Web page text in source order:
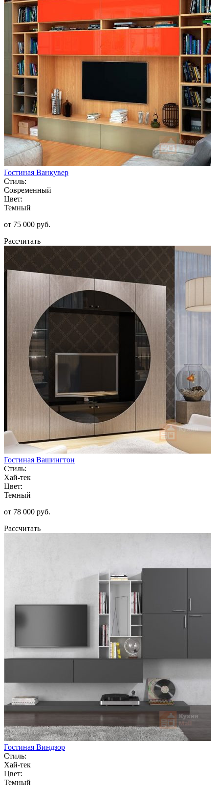
Гостиная Ванкувер
Стиль:
Современный
Цвет:
Темный
от 75 000 руб.
Рассчитать
Гостиная Вашингтон
Стиль:
Хай-тек
Цвет:
Темный
от 78 000 руб.
Рассчитать
Гостиная Виндзор
Стиль:
Хай-тек
Цвет:
Темный